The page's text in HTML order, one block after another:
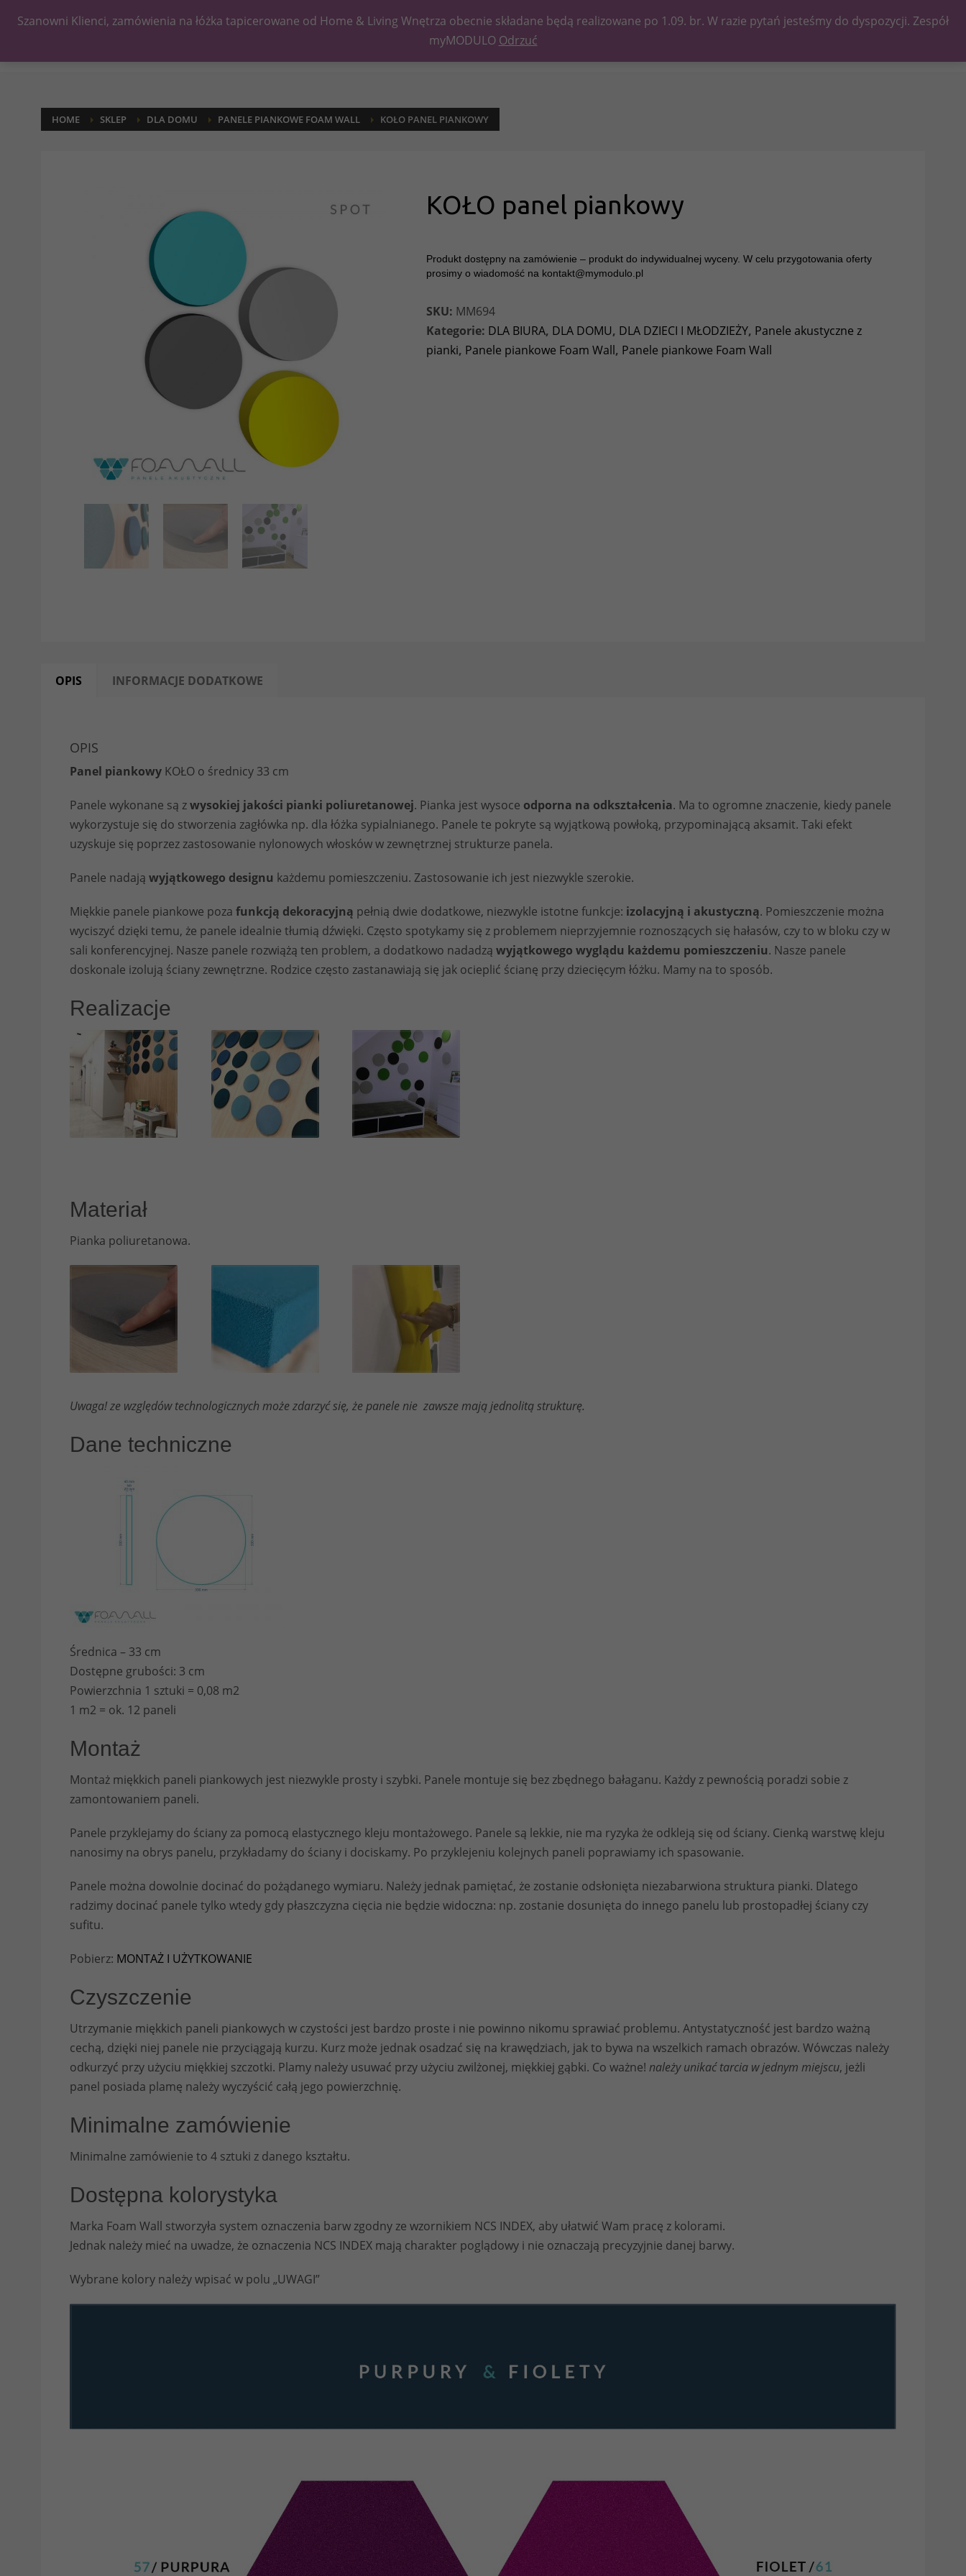
HOME SKLEP DLA DOMU PANELE PIANKOWE FOAM WALL KOŁO PANEL PIANKOWY
KOŁO panel piankowy
Produkt dostępny na zamówienie – produkt do indywidualnej wyceny. W celu przygotowania oferty
prosimy o wiadomość na kontakt@mymodulo.pl
SKU: MM694
Kategorie: DLA BIURA, DLA DOMU, DLA DZIECI I MŁODZIEŻY, Panele akustyczne z
pianki, Panele piankowe Foam Wall, Panele piankowe Foam Wall
OPIS INFORMACJE DODATKOWE
OPIS
Panel piankowy KOŁO o średnicy 33 cm
Panele wykonane są zwysokiej jakości pianki poliuretanowej. Pianka jest wysoce odporna na odkształcenia. Ma to ogromne znaczenie, kiedy panele
wykorzystuje się do stworzenia zagłówka np. dla łóżka sypialnianego. Panele te pokryte są wyjątkową powłoką, przypominającą aksamit. Taki efekt
uzyskuje się poprzez zastosowanie nylonowych włosków w zewnętrznej strukturze panela.
Panele nadają wyjątkowego designu każdemu pomieszczeniu. Zastosowanie ich jest niezwykle szerokie.
Miękkie panele piankowe poza funkcją dekoracyjną pełnią dwie dodatkowe, niezwykle istotne funkcje: izolacyjną i akustyczną. Pomieszczenie można
wyciszyć dzięki temu, że panele idealnie tłumią dźwięki. Często spotykamy się z problemem nieprzyjemnie roznoszących się hałasów, czy to w bloku czy w
sali konferencyjnej. Nasze panele rozwiążą ten problem, a dodatkowo nadadzą wyjątkowego wyglądu każdemu pomieszczeniu. Nasze panele
doskonale izolują ściany zewnętrzne. Rodzice często zastanawiają się jak ocieplić ścianę przy dziecięcym łóżku. Mamy na to sposób.
Realizacje
Materiał
Pianka poliuretanowa.
Uwaga! ze względów technologicznych może zdarzyć się, że panele nie zawsze mają jednolitą strukturę.
Dane techniczne
Średnica – 33 cm
Dostępne grubości: 3 cm
Powierzchnia 1 sztuki = 0,08 m2
1 m2 = ok. 12 paneli
Montaż
Montaż miękkich paneli piankowych jest niezwykle prosty i szybki. Panele montuje się bez zbędnego bałaganu. Każdy z pewnością poradzi sobie z
zamontowaniem paneli.
Panele przyklejamy do ściany za pomocą elastycznego kleju montażowego. Panele są lekkie, nie ma ryzyka że odkleją się od ściany. Cienką warstwę kleju
nanosimy na obrys panelu, przykładamy do ściany i dociskamy. Po przyklejeniu kolejnych paneli poprawiamy ich spasowanie.
Panele można dowolnie docinać do pożądanego wymiaru. Należy jednak pamiętać, że zostanie odsłonięta niezabarwiona struktura pianki. Dlatego
radzimy docinać panele tylko wtedy gdy płaszczyzna cięcia nie będzie widoczna: np. zostanie dosunięta do innego panelu lub prostopadłej ściany czy
sufitu.
Pobierz: MONTAŻ I UŻYTKOWANIE
Czyszczenie
Utrzymanie miękkich paneli piankowych w czystości jest bardzo proste i nie powinno nikomu sprawiać problemu. Antystatyczność jest bardzo ważną
cechą, dzięki niej panele nie przyciągają kurzu. Kurz może jednak osadzać się na krawędziach, jak to bywa na wszelkich ramach obrazów. Wówczas należy
odkurzyć przy użyciu miękkiej szczotki. Plamy należy usuwać przy użyciu zwilżonej, miękkiej gąbki. Co ważne! należy unikać tarcia w jednym miejscu, jeżli
panel posiada plamę należy wyczyścić całą jego powierzchnię.
Minimalne zamówienie
Minimalne zamówienie to 4 sztuki z danego kształtu.
Dostępna kolorystyka
Marka Foam Wall stworzyła system oznaczenia barw zgodny ze wzornikiem NCS INDEX, aby ułatwić Wam pracę z kolorami.
Jednak należy mieć na uwadze, że oznaczenia NCS INDEX mają charakter poglądowy i nie oznaczają precyzyjnie danej barwy.
Wybrane kolory należy wpisać w polu „UWAGI”
Wymagane
Te pliki cookie
Statystyka
Abyśmy mogli
strona jest
działała jak
najlepiej podczas
twojego przejścia
na nią. Jeśli
odrzucisz te pliki
cookie, niektóre
Szanowni Klienci, zamówienia na łóżka tapicerowane od Home & Living Wnętrza obecnie składane będą realizowane po 1.09. br. W razie pytań jesteśmy do dyspozycji. Zespół
myMODULO Odrzuć